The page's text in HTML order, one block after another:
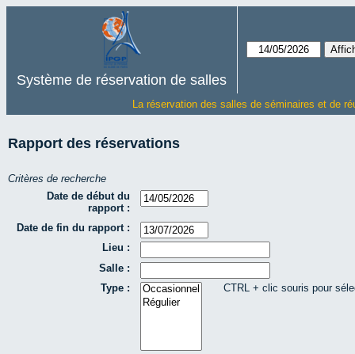
Système de réservation de salles
La réservation des salles de séminaires et de
Rapport des réservations
Critères de recherche
Date de début du
rapport :
Date de fin du rapport :
Lieu :
Salle :
Type :
CTRL + clic souris pour